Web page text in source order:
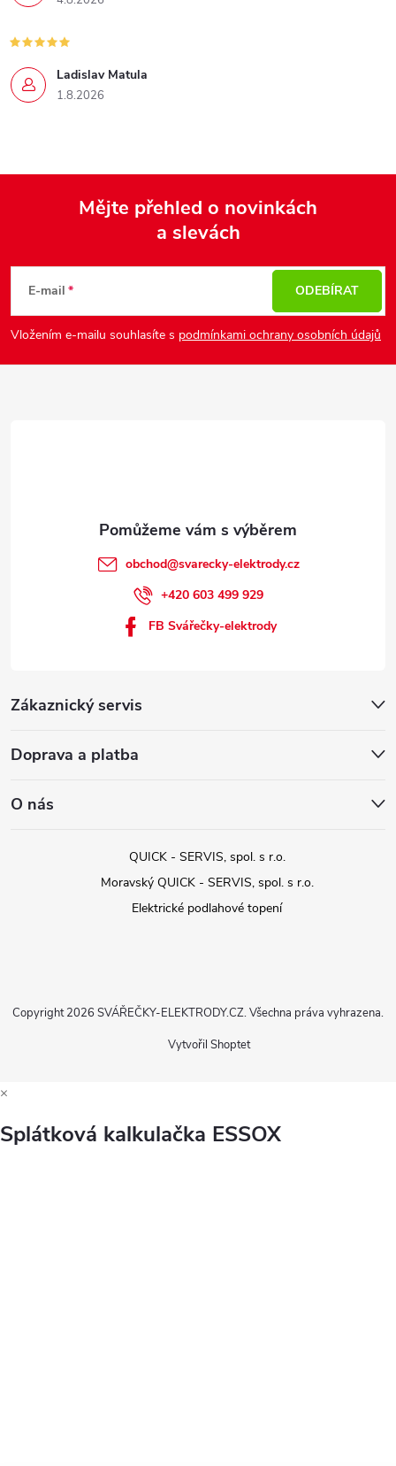
Ladislav Matula
1.8.2026
Mějte přehled o novinkách
a slevách
E-mail
Vložením e-mailu souhlasíte s podmínkami ochrany osobních údajů
ODEBÍRAT
Zákaznický servis
Doprava a platba
O nás
obchod@svarecky-elektrody.cz
+420 603 499 929
FB Svářečky-elektrody
QUICK - SERVIS, spol. s r.o.
Moravský QUICK - SERVIS, spol. s r.o.
Elektrické podlahové topení
Vytvořil Shoptet
Copyright 2026 SVÁŘEČKY-ELEKTRODY.CZ. Všechna práva vyhrazena.
×
Splátková kalkulačka ESSOX